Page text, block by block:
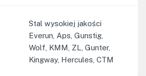
Stal wysokiej jakości
Everun, Aps, Gunstig,
Wolf, KMM, ZL, Gunter,
Kingway, Hercules, CTM